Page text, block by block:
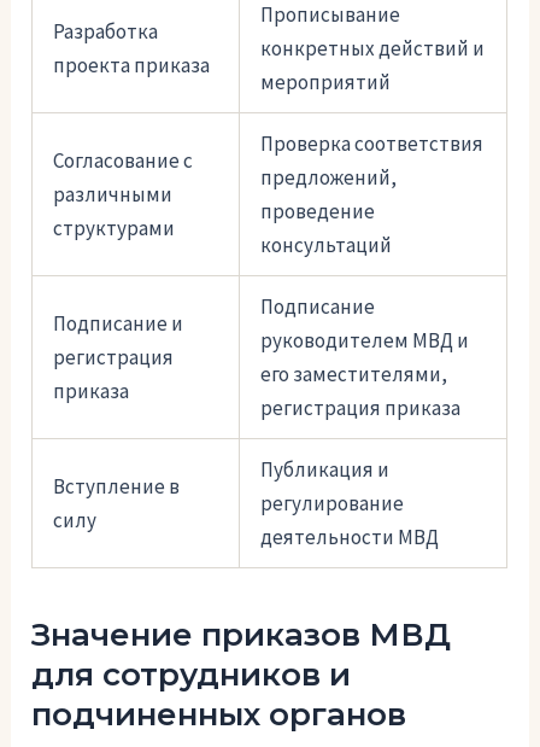
Разработка
проекта приказа
Прописывание
конкретных действий и
мероприятий
Согласование с
различными
структурами
Проверка соответствия
предложений,
проведение
консультаций
Подписание и
регистрация
приказа
Подписание
руководителем МВД и
его заместителями,
регистрация приказа
Вступление в
силу
Публикация и
регулирование
деятельности МВД
Значение приказов МВД
для сотрудников и
подчиненных органов